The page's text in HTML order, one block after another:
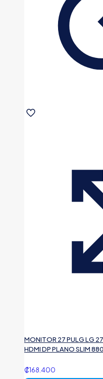
MONITOR 27 PULG LG
HDMI DP PLANO SLIM
₡168.400